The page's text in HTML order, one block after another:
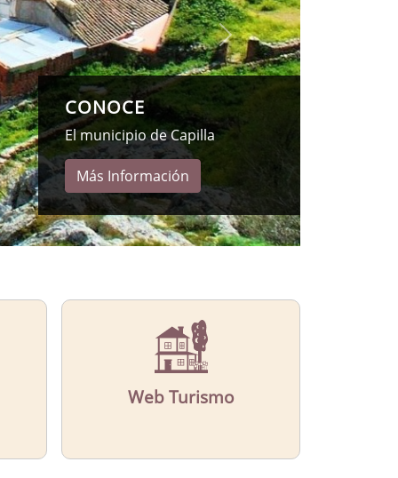
Más Información
Web Turismo